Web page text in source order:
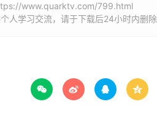
www.quarktv.com/799.html
人学习交流，请于下载后24小时内删
   